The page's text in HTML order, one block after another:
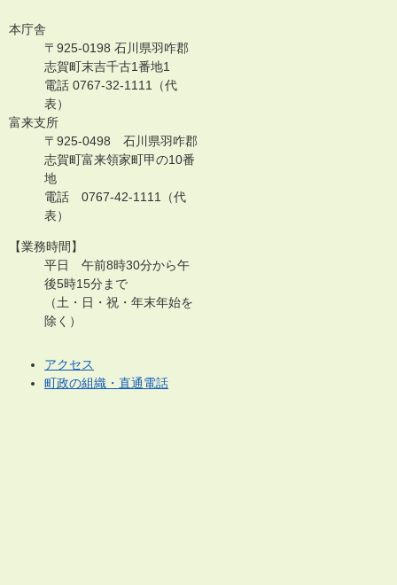
本庁舎
〒925-0198 石川県羽咋郡
志賀町末吉千古1番地1
電話 0767-32-1111（代
表）
富来支所
〒925-0498 石川県羽咋郡
志賀町富来領家町甲の10番
地
電話 0767-42-1111（代
表）
【業務時間】
平日 午前8時30分から午
後5時15分まで
（土・日・祝・年末年始を
除く）
アクセス
町政の組織・直通電話